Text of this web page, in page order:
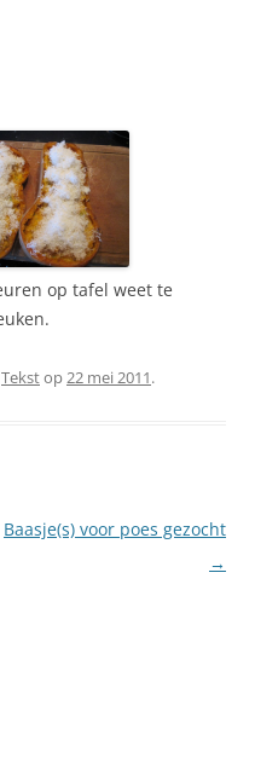
op tafel weet te
Tekstop22 mei 2011.
Baasje(s) voor poes gezocht
→